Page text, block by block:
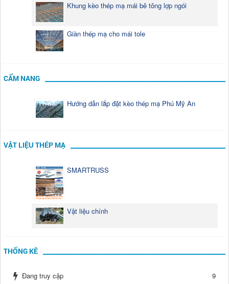
Khung kèo thép mạ mái bê tông lợp ngói
Giàn thép mạ cho mái tole
CẨM NANG
Hướng dẫn lắp đặt kèo thép mạ Phú Mỹ An
VẬT LIỆU THÉP MẠ
SMARTRUSS
Vật liệu chính
THỐNG KÊ
Đang truy cập 9